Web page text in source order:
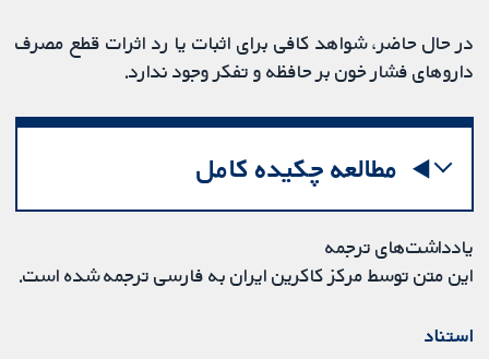
در حال حاضر، شواهد کافی برای اثبات یا رد اثرات قطع مصرف
داروهای فشار خون بر حافظه و تفکر وجود ندارد.
مطالعه چکیده کامل
یادداشت‌های ترجمه
این متن توسط مرکز کاکرین ایران به فارسی ترجمه شده است.
استناد